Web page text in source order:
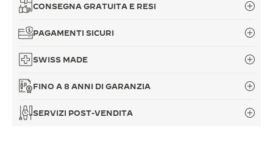
CONSEGNA GRATUITA E RESI
PAGAMENTI SICURI
SWISS MADE
FINO A 8 ANNI DI GARANZIA
SERVIZI POST-VENDITA